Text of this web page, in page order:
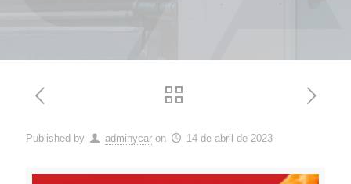
Published by adminycar on 14 de abril de 2023